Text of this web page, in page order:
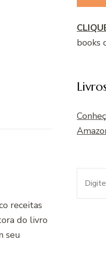
receitas
do livro
seu
books